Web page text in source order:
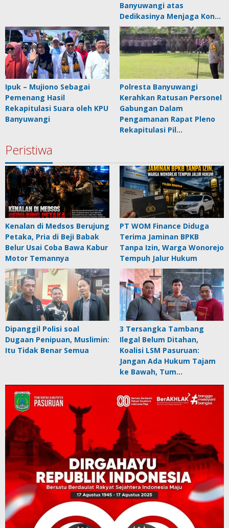
Banyuwangi atas
Dedikasinya Menjaga Kon…
Ipuk – Mujiono Sebagai
Pemenang Hasil
Rekapitulasi Suara oleh KPU
Banyuwangi
Polresta Banyuwangi
Kerahkan Ratusan Personel
Gabungan Dalam
Pengamanan Rapat Pleno
Rekapitulasi Pil…
Peristiwa
Kenalan di Medsos Berujung
Petaka, Pria di Beji Babak
Belur Usai Coba Bawa Kabur
Motor Temannya
PT WOM Finance Diduga
Terima Jaminan BPKB
Tanpa Izin, Warga Wonorejo
Tempuh Jalur Hukum
Dipanggil Polisi soal
Dugaan Penipuan, Muslimin:
Itu Tidak Benar Semua
3 Tersangka Tambang
Ilegal Belum Ditahan,
Koalisi LSM Pasuruan:
Jangan Ada Hukum Tajam
ke Bawah, Tum…